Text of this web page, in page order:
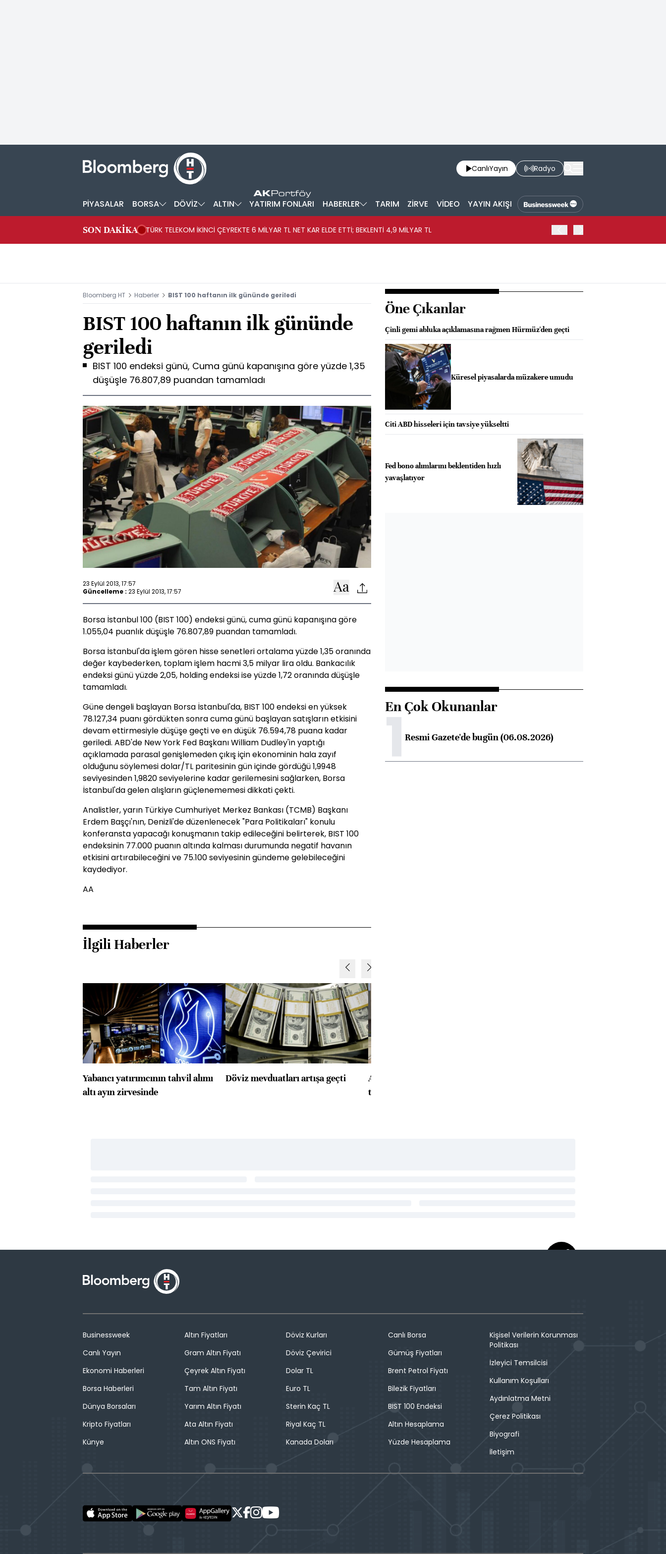
CanlıYayın Radyo
PİYASALAR BORSA DÖVİZ ALTIN YATIRIM FONLARI HABERLER TARIM ZİRVE VİDEO YAYIN AKIŞI
SON DAKİKA TÜRK TELEKOM İKİNCİ ÇEYREKTE 6 MİLYAR TL NET KAR ELDE ETTİ; BEKLENTİ 4,9 MİLYAR TL
Bloomberg HT Haberler BIST 100 haftanın ilk gününde geriledi
BIST 100 haftanın ilk gününde
geriledi
BIST 100 endeksi günü, Cuma günü kapanışına göre yüzde 1,35
düşüşle 76.807,89 puandan tamamladı
23 Eylül 2013, 17:57
Güncelleme : 23 Eylül 2013, 17:57
Borsa İstanbul 100 (BIST 100) endeksi günü, cuma günü kapanışına göre
1.055,04 puanlık düşüşle 76.807,89 puandan tamamladı.
Borsa İstanbul'da işlem gören hisse senetleri ortalama yüzde 1,35 oranında
değer kaybederken, toplam işlem hacmi 3,5 milyar lira oldu. Bankacılık
endeksi günü yüzde 2,05, holding endeksi ise yüzde 1,72 oranında düşüşle
tamamladı.
Güne dengeli başlayan Borsa İstanbul'da, BIST 100 endeksi en yüksek
78.127,34 puanı gördükten sonra cuma günü başlayan satışların etkisini
devam ettirmesiyle düşüşe geçti ve en düşük 76.594,78 puana kadar
geriledi. ABD'de New York Fed Başkanı William Dudley'in yaptığı
açıklamada parasal genişlemeden çıkış için ekonominin hala zayıf
olduğunu söylemesi dolar/TL paritesinin gün içinde gördüğü 1,9948
seviyesinden 1,9820 seviyelerine kadar gerilemesini sağlarken, Borsa
İstanbul'da gelen alışların güçlenememesi dikkati çekti.
Analistler, yarın Türkiye Cumhuriyet Merkez Bankası (TCMB) Başkanı
Erdem Başçı'nın, Denizli'de düzenlenecek "Para Politikaları" konulu
konferansta yapacağı konuşmanın takip edileceğini belirterek, BIST 100
endeksinin 77.000 puanın altında kalması durumunda negatif havanın
etkisini artırabileceğini ve 75.100 seviyesinin gündeme gelebileceğini
kaydediyor.
AA
İlgili Haberler
Yabancı yatırımcının tahvil alımı
altı ayın zirvesinde
Döviz mevduatları artışa geçti
ABD'de konut başlangıçları
toparlandı
Öne Çıkanlar
Çinli gemi abluka açıklamasına rağmen Hürmüz'den geçti
Küresel piyasalarda müzakere umudu
Citi ABD hisseleri için tavsiye yükseltti
Fed bono alımlarını beklentiden hızlı
yavaşlatıyor
En Çok Okunanlar
1Resmi Gazete'de bugün (06.08.2026)
Businessweek
Canlı Yayın
Ekonomi Haberleri
Borsa Haberleri
Dünya Borsaları
Kripto Fiyatları
Künye
Altın Fiyatları
Gram Altın Fiyatı
Çeyrek Altın Fiyatı
Tam Altın Fiyatı
Yarım Altın Fiyatı
Ata Altın Fiyatı
Altın ONS Fiyatı
Döviz Kurları
Döviz Çevirici
Dolar TL
Euro TL
Sterin Kaç TL
Riyal Kaç TL
Kanada Doları
Canlı Borsa
Gümüş Fiyatları
Brent Petrol Fiyatı
Bilezik Fiyatları
BIST 100 Endeksi
Altın Hesaplama
Yüzde Hesaplama
Kişisel Verilerin Korunması
Politikası
İzleyici Temsilcisi
Kullanım Koşulları
Aydınlatma Metni
Çerez Politikası
Biyografi
İletişim